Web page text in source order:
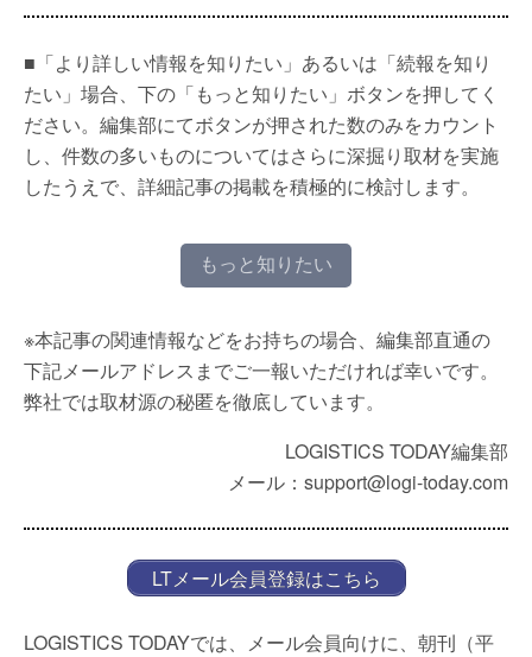
■「より詳しい情報を知りたい」あるいは「続報を知り
たい」場合、下の「もっと知りたい」ボタンを押してく
ださい。編集部にてボタンが押された数のみをカウント
し、件数の多いものについてはさらに深掘り取材を実施
したうえで、詳細記事の掲載を積極的に検討します。
もっと知りたい
※本記事の関連情報などをお持ちの場合、編集部直通の
下記メールアドレスまでご一報いただければ幸いです。
弊社では取材源の秘匿を徹底しています。
LOGISTICS TODAY編集部
メール：support@logi-today.com
LTメール会員登録はこちら
LOGISTICS TODAYでは、メール会員向けに、朝刊（平